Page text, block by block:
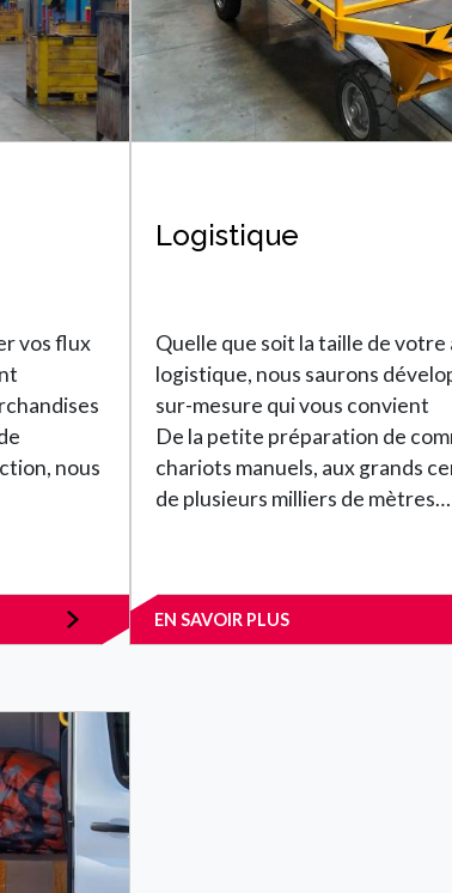
vos flux
nous
Logistique
Quelle que soit la taille de
logistique, nous saurons
sur-mesure qui vous convient
De la petite préparation de
chariots manuels, aux grands
de plusieurs milliers de mètres…
EN SAVOIR PLUS